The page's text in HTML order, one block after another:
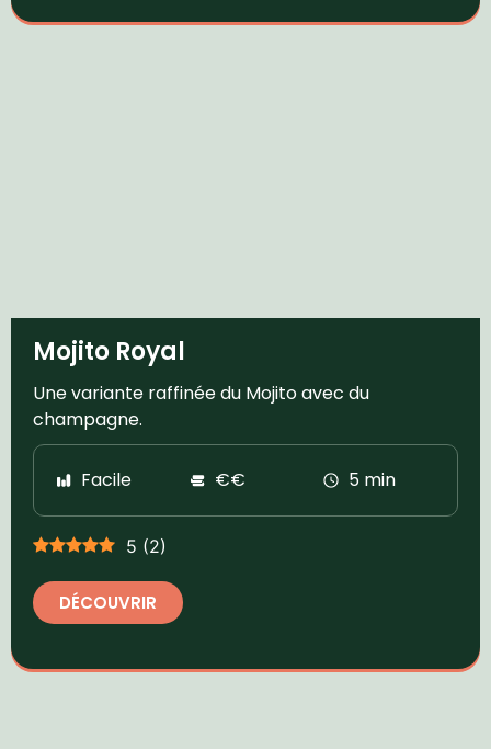
Mojito Royal
Une variante raffinée du Mojito avec du
champagne.
Facile €€ 5 min
5 (2)
DÉCOUVRIR